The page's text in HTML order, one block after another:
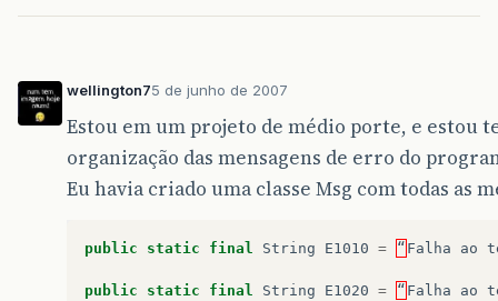
wellington75 de junho de 2007
Estou em um projeto de médio porte, e estou
organização das mensagens de erro do
Eu havia criado uma classe Msg com todas as
public static final String E1010 = “ Falha ao
public static final String E1020 = “ Falha ao